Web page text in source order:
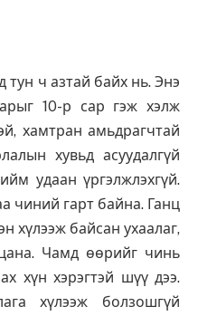
ч азтай байх нь. Энэ
10-р сар гэж хэлж
хамтран амьдрагчтай
хувьд асуудалгүй
удаан үргэлжлэхгүй.
чиний гарт байна. Ганц
хүлээж байсан ухаалаг,
Чамд өөрийг чинь
хүн хэрэгтэй шүү дээ.
хүлээж болзошгүй